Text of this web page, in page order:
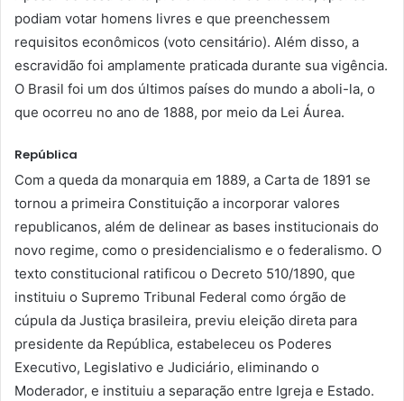
podiam votar homens livres e que preenchessem
requisitos econômicos (voto censitário). Além disso, a
escravidão foi amplamente praticada durante sua vigência.
O Brasil foi um dos últimos países do mundo a aboli-la, o
que ocorreu no ano de 1888, por meio da Lei Áurea.
República
Com a queda da monarquia em 1889, a Carta de 1891 se
tornou a primeira Constituição a incorporar valores
republicanos, além de delinear as bases institucionais do
novo regime, como o presidencialismo e o federalismo. O
texto constitucional ratificou o Decreto 510/1890, que
instituiu o Supremo Tribunal Federal como órgão de
cúpula da Justiça brasileira, previu eleição direta para
presidente da República, estabeleceu os Poderes
Executivo, Legislativo e Judiciário, eliminando o
Moderador, e instituiu a separação entre Igreja e Estado.